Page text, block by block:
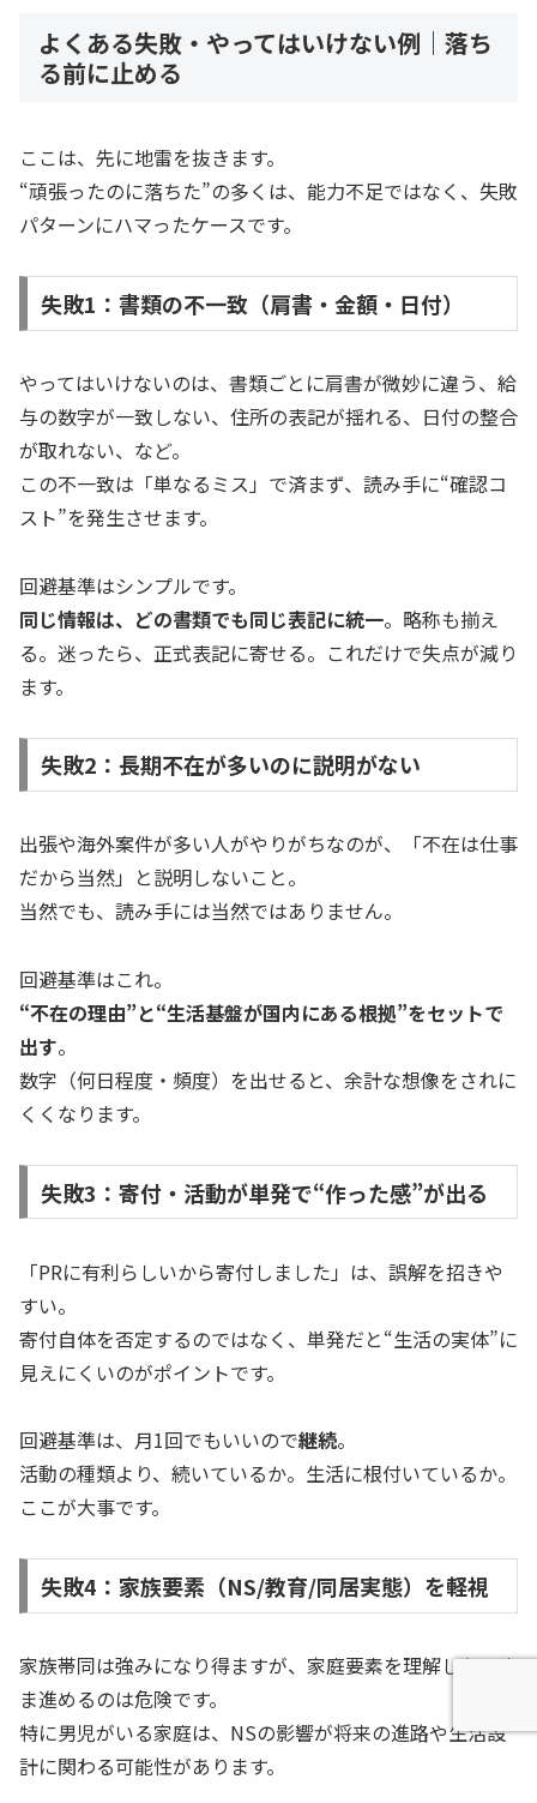
よくある失敗・やってはいけない例｜落ち
る前に止める
ここは、先に地雷を抜きます。
“頑張ったのに落ちた”の多くは、能力不足ではなく、失敗
パターンにハマったケースです。
失敗1：書類の不一致（肩書・金額・日付）
やってはいけないのは、書類ごとに肩書が微妙に違う、給
与の数字が一致しない、住所の表記が揺れる、日付の整合
が取れない、など。
この不一致は「単なるミス」で済まず、読み手に“確認コ
スト”を発生させます。
回避基準はシンプルです。
同じ情報は、どの書類でも同じ表記に統一。略称も揃え
る。迷ったら、正式表記に寄せる。これだけで失点が減り
ます。
失敗2：長期不在が多いのに説明がない
出張や海外案件が多い人がやりがちなのが、「不在は仕事
だから当然」と説明しないこと。
当然でも、読み手には当然ではありません。
回避基準はこれ。
“不在の理由”と“生活基盤が国内にある根拠”をセットで
出す。
数字（何日程度・頻度）を出せると、余計な想像をされに
くくなります。
失敗3：寄付・活動が単発で“作った感”が出る
「PRに有利らしいから寄付しました」は、誤解を招きや
すい。
寄付自体を否定するのではなく、単発だと“生活の実体”に
見えにくいのがポイントです。
回避基準は、月1回でもいいので継続。
活動の種類より、続いているか。生活に根付いているか。
ここが大事です。
失敗4：家族要素（NS/教育/同居実態）を軽視
家族帯同は強みになり得ますが、家庭要素を理解しないま
ま進めるのは危険です。
特に男児がいる家庭は、NSの影響が将来の進路や生活設
計に関わる可能性があります。